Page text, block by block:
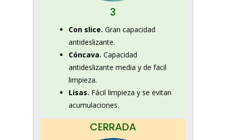
3
Con slice. Gran capacidad
antideslizante.
Cóncava. Capacidad
antideslizante media y de facil
limpieza.
Lisas. Fácil limpieza y se evitan
acumulaciones.
CERRADA